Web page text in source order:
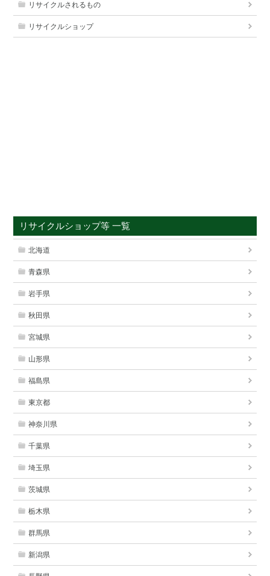
リサイクルされるもの
リサイクルショップ
リサイクルショップ等 一覧
北海道
青森県
岩手県
秋田県
宮城県
山形県
福島県
東京都
神奈川県
千葉県
埼玉県
茨城県
栃木県
群馬県
新潟県